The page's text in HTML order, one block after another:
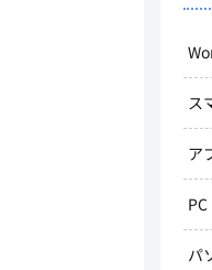
ス
ア
パ